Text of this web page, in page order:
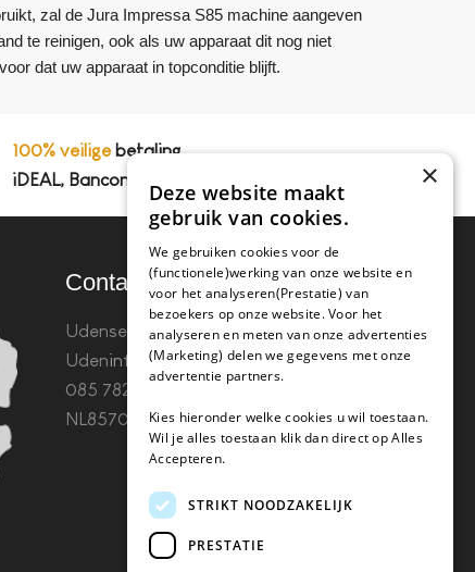
zal de Jura Impressa S85 machine aangeven
te reinigen, ook als uw apparaat dit nog niet
dat uw apparaat in topconditie blijft.
100% veiligebetaling,
iDEAL, Bancontact en op rekening
Contact
Udenseweg 8B 5405 PA
Udeninfo(@)koffie-tabletten.nlTel.
085 782 5578KvK 67529623 Btw:
NL857053759B01
×
Deze website maakt
gebruik van cookies.
We gebruiken cookies voor de
(functionele)werking van onze website en
voor het analyseren(Prestatie) van
bezoekers op onze website. Voor het
analyseren en meten van onze advertenties
(Marketing) delen we gegevens met onze
advertentie partners.
Kies hieronder welke cookies u wil toestaan.
Wil je alles toestaan klik dan direct op Alles
Accepteren.
STRIKT NOODZAKELIJK
PRESTATIE